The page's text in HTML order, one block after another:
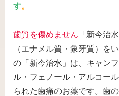
す。
歯質を傷めません 「新今治
（エナメル質・象牙質）を
の「新今治水」は、キャン
ル・フェノール・アルコー
られた歯痛のお薬です。歯